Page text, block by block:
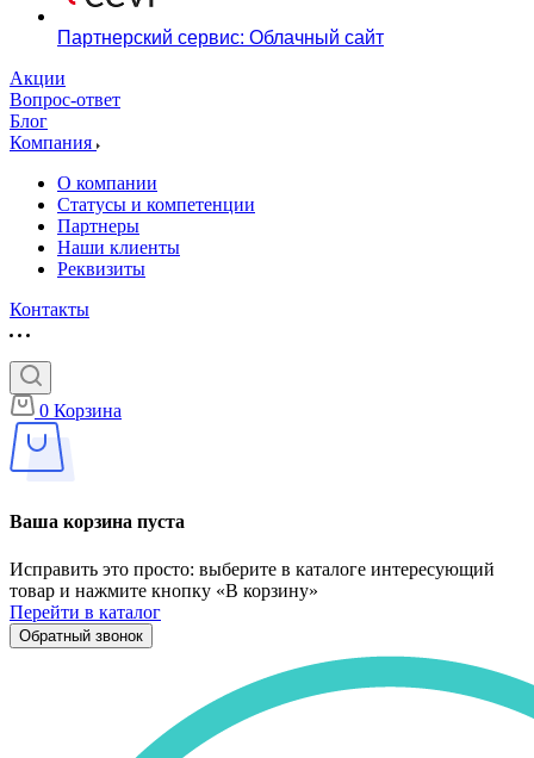
Партнерский сервис: Облачный сайт
Акции
Вопрос-ответ
Блог
Компания
О компании
Статусы и компетенции
Партнеры
Наши клиенты
Реквизиты
Контакты
0 Корзина
Ваша корзина пуста
Исправить это просто: выберите в каталоге интересующий
товар и нажмите кнопку «В корзину»
Перейти в каталог
Обратный звонок